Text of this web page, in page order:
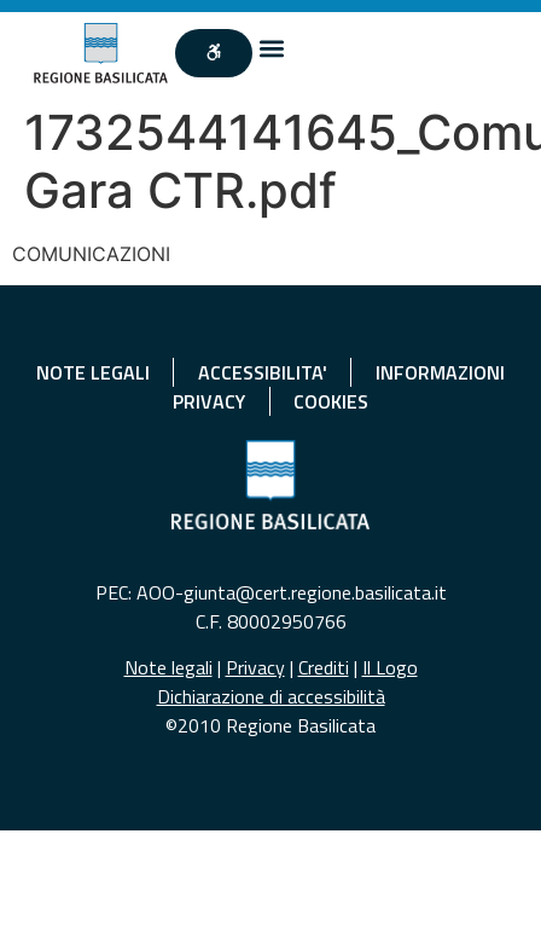
Gara CTR.pdf
COMUNICAZIONI
NOTE LEGALI ACCESSIBILITA'
INFORMAZIONI
PRIVACY
COOKIES
PEC: AOO-giunta@cert.regione.basilicata.it
C.F. 80002950766
Note legali | Privacy| Crediti | Il Logo
Dichiarazione di accessibilità
©2010 Regione Basilicata